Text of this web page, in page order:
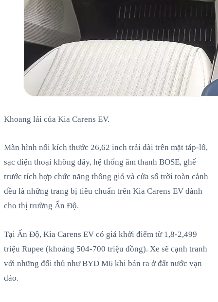
Khoang lái của Kia Carens EV.
Màn hình nổi kích thước 26,62 inch trải dài trên mặt táp-lô,
sạc điện thoại không dây, hệ thống âm thanh BOSE, ghế
trước tích hợp chức năng thông gió và cửa sổ trời toàn cảnh
đều là những trang bị tiêu chuẩn trên Kia Carens EV dành
cho thị trường Ấn Độ.
Tại Ấn Độ, Kia Carens EV có giá khởi điểm từ 1,8-2,499
triệu Rupee (khoảng 504-700 triệu đồng). Xe sẽ cạnh tranh
với những đối thủ như BYD M6 khi bán ra ở đất nước vạn
đảo.